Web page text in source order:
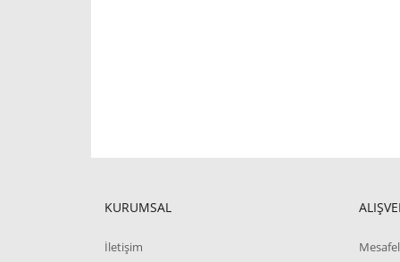
KURUMSAL
İletişim